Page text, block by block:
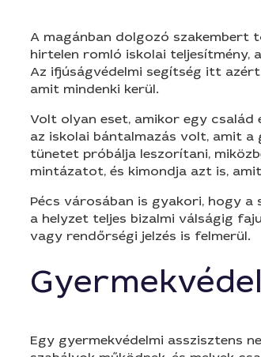
A magánban dolgozó szakembert
hirtelen romló iskolai teljesítmény,
Az ifjúságvédelmi segítség itt
amit mindenki kerül.
Volt olyan eset, amikor egy
az iskolai bántalmazás volt, amit
tünetet próbálja leszorítani,
mintázatot, és kimondja azt is,
Pécs városában is gyakori, hogy a
a helyzet teljes bizalmi válságig
vagy rendőrségi jelzés is felmerül.
Egy gyermekvédelmi asszisztens